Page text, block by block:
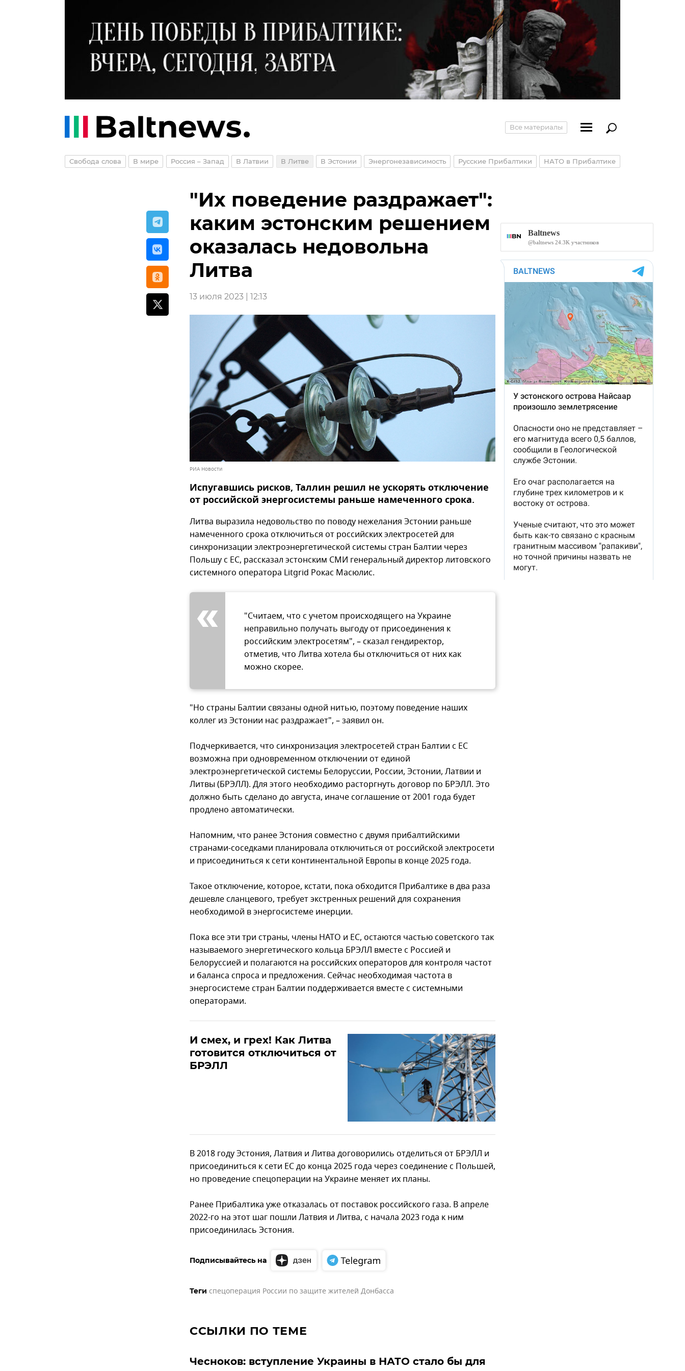
Все материалы
Свобода слова В мире Россия – Запад В Латвии В Литве В Эстонии Энергонезависимость Русские Прибалтики НАТО в Прибалтике
"Их поведение раздражает":
каким эстонским решением
оказалась недовольна
Литва
13 июля 2023 | 12:13
РИА Новости
Испугавшись рисков, Таллин решил не ускорять отключение
от российской энергосистемы раньше намеченного срока.
Литва выразила недовольство по поводу нежелания Эстонии раньше
намеченного срока отключиться от российских электросетей для
синхронизации электроэнергетической системы стран Балтии через
Польшу с ЕС, рассказал эстонским СМИ генеральный директор литовского
системного оператора Litgrid Рокас Масюлис.
"Считаем, что с учетом происходящего на Украине
неправильно получать выгоду от присоединения к
российским электросетям", – сказал гендиректор,
отметив, что Литва хотела бы отключиться от них как
можно скорее.
"Но страны Балтии связаны одной нитью, поэтому поведение наших
коллег из Эстонии нас раздражает", – заявил он.
Подчеркивается, что синхронизация электросетей стран Балтии с ЕС
возможна при одновременном отключении от единой
электроэнергетической системы Белоруссии, России, Эстонии, Латвии и
Литвы (БРЭЛЛ). Для этого необходимо расторгнуть договор по БРЭЛЛ. Это
должно быть сделано до августа, иначе соглашение от 2001 года будет
продлено автоматически.
Напомним, что ранее Эстония совместно с двумя прибалтийскими
странами-соседками планировала отключиться от российской электросети
и присоединиться к сети континентальной Европы в конце 2025 года.
Такое отключение, которое, кстати, пока обходится Прибалтике в два раза
дешевле сланцевого, требует экстренных решений для сохранения
необходимой в энергосистеме инерции.
Пока все эти три страны, члены НАТО и ЕС, остаются частью советского так
называемого энергетического кольца БРЭЛЛ вместе с Россией и
Белоруссией и полагаются на российских операторов для контроля частот
и баланса спроса и предложения. Сейчас необходимая частота в
энергосистеме стран Балтии поддерживается вместе с системными
операторами.
И смех, и грех! Как Литва
готовится отключиться от
БРЭЛЛ
В 2018 году Эстония, Латвия и Литва договорились отделиться от БРЭЛЛ и
присоединиться к сети ЕС до конца 2025 года через соединение с Польшей,
но проведение спецоперации на Украине меняет их планы.
Ранее Прибалтика уже отказалась от поставок российского газа. В апреле
2022-го на этот шаг пошли Латвия и Литва, с начала 2023 года к ним
присоединилась Эстония.
Подписывайтесь на
Теги спецоперация России по защите жителей Донбасса
ССЫЛКИ ПО ТЕМЕ
Чесноков: вступление Украины в НАТО стало бы для